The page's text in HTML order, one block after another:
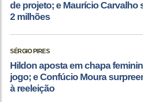
de projeto; e Maurício Carvalho
2 milhões
SÉRGIO PIRES
Hildon aposta em chapa
jogo; e Confúcio Moura
à reeleição